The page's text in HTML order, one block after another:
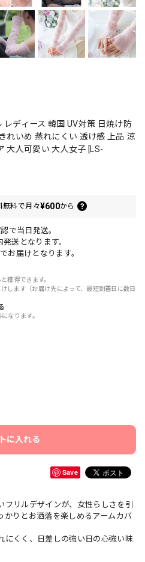
ディース 韓国 UV対策 日焼け防
れいめ 蒸れにくい 透け感 上品 涼
大人可愛い 大人女子 [LS-
無料で月々¥600から
で当日発送。
送となります。
お届けとなります。
獲得できます。
します（お届け先によって、最短到着日に数日
なります。
に入れる
Save
リルデザインが、女性らしさを引
かりとお洒落を楽しめるアームカバ
にくく、日差しの強い日の心強い味